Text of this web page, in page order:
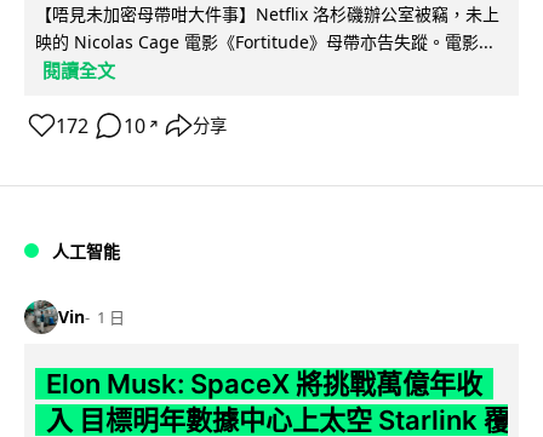
【唔見未加密母帶咁大件事】Netflix 洛杉磯辦公室被竊，未上
映的 Nicolas Cage 電影《Fortitude》母帶亦告失蹤。電影...
閱讀全文
172 10 ↗ 分享
人工智能
Vin 1 日
Elon Musk: SpaceX 將挑戰萬億年收
入 目標明年數據中心上太空 Starlink 覆